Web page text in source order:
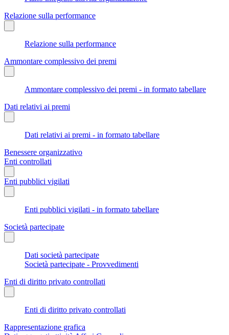
Relazione sulla performance
Relazione sulla performance
Ammontare complessivo dei premi
Ammontare complessivo dei premi - in formato tabellare
Dati relativi ai premi
Dati relativi ai premi - in formato tabellare
Benessere organizzativo
Enti controllati
Enti pubblici vigilati
Enti pubblici vigilati - in formato tabellare
Società partecipate
Dati società partecipate
Società partecipate - Provvedimenti
Enti di diritto privato controllati
Enti di diritto privato controllati
Rappresentazione grafica